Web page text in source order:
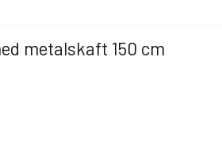
metalskaft 150 cm